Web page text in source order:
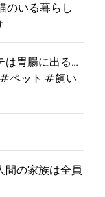
のいる暮らし
は胃腸に出る…
ペット #飼い
間の家族は全員